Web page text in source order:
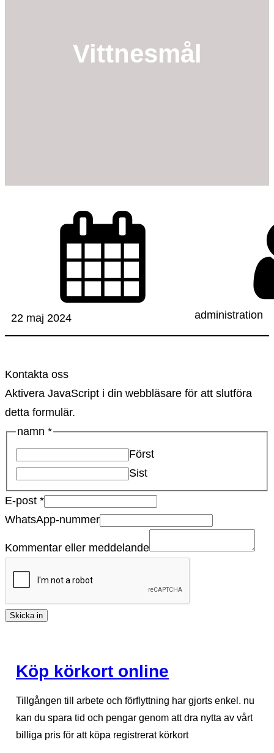
Vittnesmål
22 maj 2024 administration
Kontakta oss
Aktivera JavaScript i din webbläsare för att slutföra
detta formulär.
namn *
Först
Sist
E-post *
WhatsApp-nummer
Kommentar eller meddelande
Skicka in
Köp körkort online
Tillgången till arbete och förflyttning har gjorts enkel. nu
kan du spara tid och pengar genom att dra nytta av vårt
billiga pris för att köpa registrerat körkort